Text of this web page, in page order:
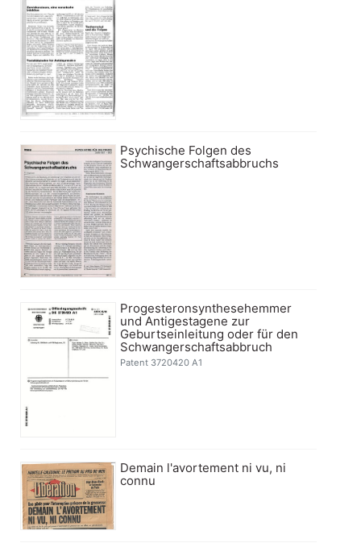
Psychische Folgen des
Schwangerschaftsabbruchs
Progesteronsynthesehemmer
und Antigestagene zur
Geburtseinleitung oder für den
Schwangerschaftsabbruch
Patent 3720420 A1
Demain l'avortement ni vu, ni
connu